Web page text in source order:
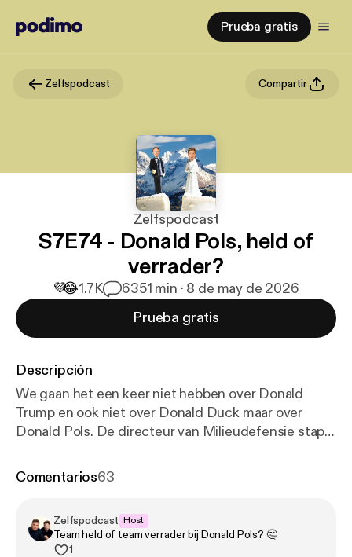
Prueba gratis
Zelfspodcast Compartir
Zelfspodcast
S7E74 - Donald Pols, held of
verrader?
💜😂1.7K 6351 min · 8 de may de 2026
Prueba gratis
Descripción
We gaan het een keer niet hebben over Donald
Trump en ook niet over Donald Duck maar over
Donald Pols. De directeur van Milieudefensie stapt
een hele dure manier om je principes te verkopen?
gebeuren. De linkse beweging is zelfs zo bezig met
zichzelf dat Volkert van der Graaf vrolijk mee kan
Comentarios63
Zelfspodcast Host
Team held of team verrader bij Donald Pols? 🤔
1